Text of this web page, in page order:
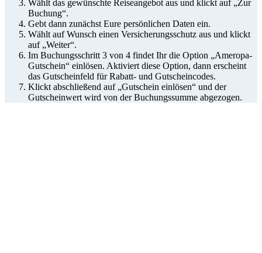
Wählt das gewünschte Reiseangebot aus und klickt auf „Zur
Buchung“.
Gebt dann zunächst Eure persönlichen Daten ein.
Wählt auf Wunsch einen Versicherungsschutz aus und klickt
auf „Weiter“.
Im Buchungsschritt 3 von 4 findet Ihr die Option „Ameropa-
Gutschein“ einlösen. Aktiviert diese Option, dann erscheint
das Gutscheinfeld für Rabatt- und Gutscheincodes.
Klickt abschließend auf „Gutschein einlösen“ und der
Gutscheinwert wird von der Buchungssumme abgezogen.